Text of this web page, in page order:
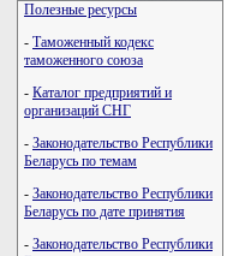
Полезные ресурсы
- Таможенный кодекс
таможенного союза
- Каталог предприятий и
организаций СНГ
- Законодательство Республики
Беларусь по темам
- Законодательство Республики
Беларусь по дате принятия
- Законодательство Республики